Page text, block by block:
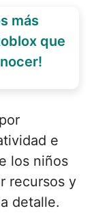
más
que
e
los niños
recursos y
detalle.